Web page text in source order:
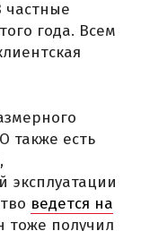
частные
года. Всем
также есть
эксплуатации
ведется на
тоже получил